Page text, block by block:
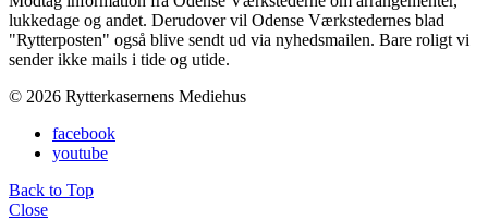
lukkedage og andet. Derudover vil Odense Værkstedernes blad
"Rytterposten" også blive sendt ud via nyhedsmailen. Bare roligt vi
sender ikke mails i tide og utide.
© 2026 Rytterkasernens Mediehus
facebook
youtube
Back to Top
Close